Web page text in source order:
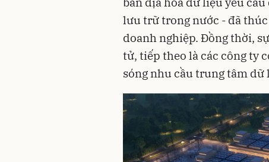
lưu trữ trong nước - đã
doanh nghiệp. Đồng thời,
tử, tiếp theo là các công ty
sóng nhu cầu trung tâm dữ